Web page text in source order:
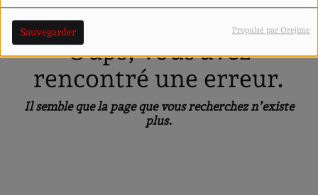
Sauvegarder Propulsé par Orejime
Oups, vous avez
rencontré une erreur.
Il semble que la page que vous recherchez n’existe
plus.